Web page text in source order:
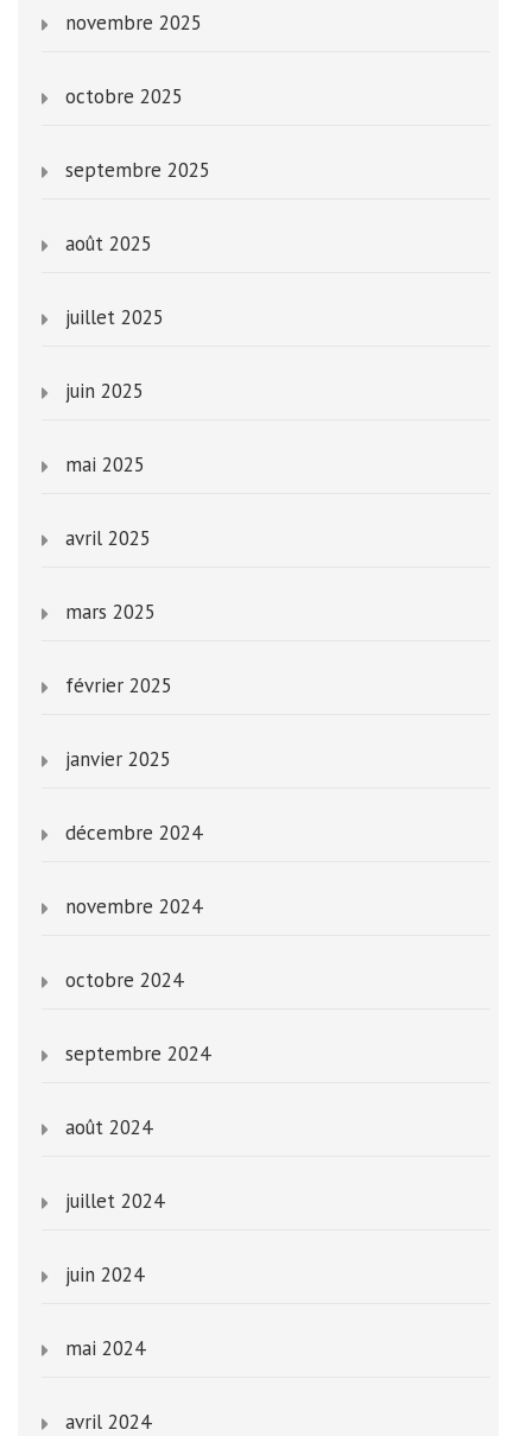
novembre 2025
octobre 2025
septembre 2025
août 2025
juillet 2025
juin 2025
mai 2025
avril 2025
mars 2025
février 2025
janvier 2025
décembre 2024
novembre 2024
octobre 2024
septembre 2024
août 2024
juillet 2024
juin 2024
mai 2024
avril 2024